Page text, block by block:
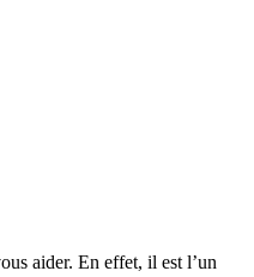
aider. En effet, il est l’un